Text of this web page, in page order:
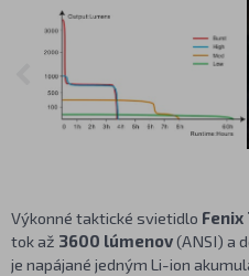
Výkonné taktické svietidlo Fenix
tok až 3600 lúmenov(ANSI) a
je napájané jedným Li-ion